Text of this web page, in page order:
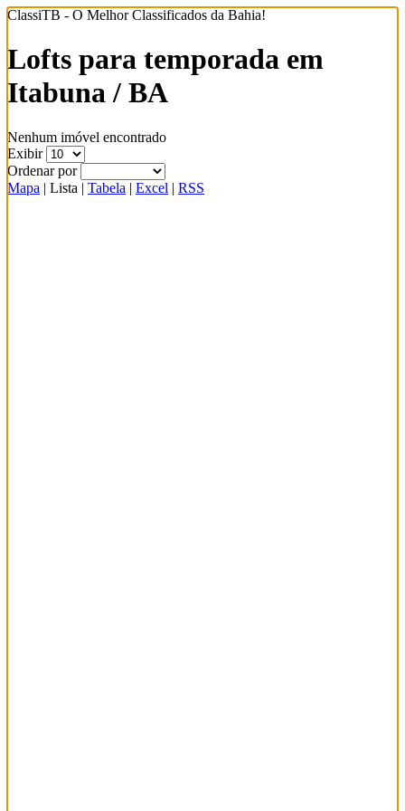
ClassiTB - O Melhor Classificados da Bahia!
Lofts para temporada em
Itabuna / BA
Nenhum imóvel encontrado
Exibir
Ordenar por
Mapa | Lista | Tabela | Excel | RSS